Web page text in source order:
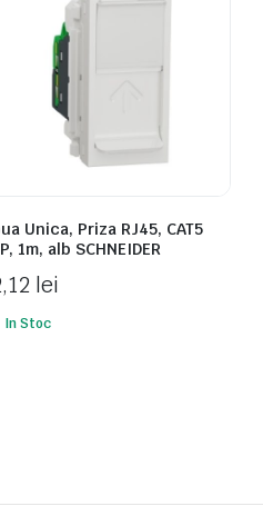
Unica, Priza RJ45, CAT5
1m, alb SCHNEIDER
lei
In Stoc